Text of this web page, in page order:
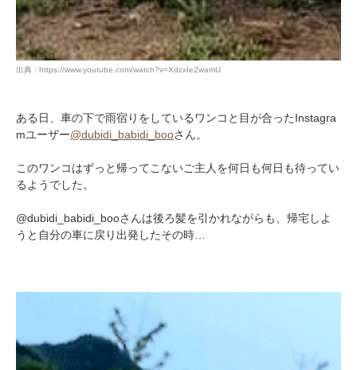
出典 : https://www.youtube.com/watch?v=XdzxIe2wamU
ある日、車の下で雨宿りをしているワンコと目が合ったInstagra
mユーザー@dubidi_babidi_booさん。
このワンコはずっと帰ってこないご主人を何日も何日も待ってい
るようでした。
@dubidi_babidi_booさんは後ろ髪を引かれながらも、帰宅しよ
うと自分の車に戻り出発したその時…